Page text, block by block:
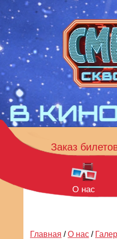
Заказ
О нас
Главная / О нас /